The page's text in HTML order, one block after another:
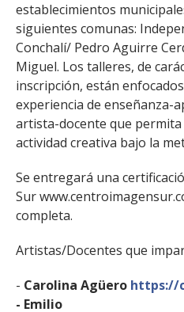
establecimientos
siguientes comunas:
Conchalí/ Pedro Aguirre
Miguel. Los talleres, de
inscripción, están
experiencia de enseñanza-
artista-docente que
actividad creativa bajo la
Se entregará una
Sur
completa.
Artistas/Docentes que
- Carolina Agüero https://
- Emilio